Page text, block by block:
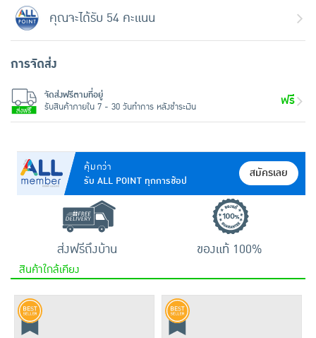
คุ้มกว่า
รับ ALL POINT ทุกการช้อป
สมัครเลย
คุณจะได้รับ 54 คะแนน
การจัดส่ง
จัดส่งฟรีตามที่อยู่
รับสินค้าภายใน 7 - 30 วันทำการ หลังชำระเงิน
ฟรี
ส่งฟรีถึงบ้าน ของแท้ 100%
สินค้าใกล้เคียง